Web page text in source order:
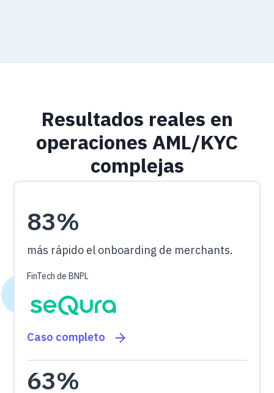
Resultados reales en
operaciones AML/KYC
complejas
83%
más rápido el onboarding de merchants.
FinTech de BNPL
Caso completo
63%